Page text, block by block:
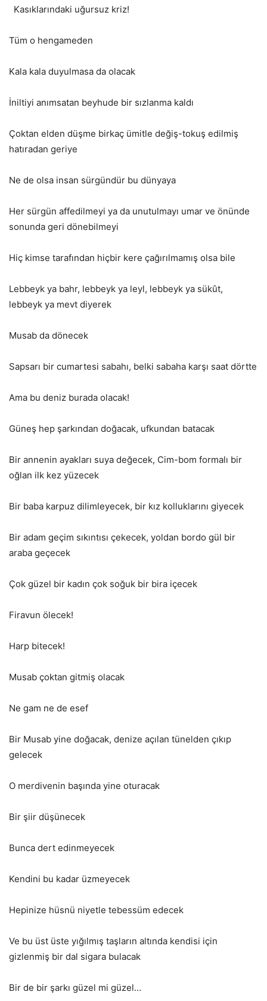
Kasıklarındaki uğursuz kriz!
Tüm o hengameden
Kala kala duyulmasa da olacak
İniltiyi anımsatan beyhude bir sızlanma kaldı
Çoktan elden düşme birkaç ümitle değiş-tokuş edilmiş
hatıradan geriye
Ne de olsa insan sürgündür bu dünyaya
Her sürgün affedilmeyi ya da unutulmayı umar ve önünde
sonunda geri dönebilmeyi
Hiç kimse tarafından hiçbir kere çağırılmamış olsa bile
Lebbeyk ya bahr, lebbeyk ya leyl, lebbeyk ya sükût,
lebbeyk ya mevt diyerek
Musab da dönecek
Sapsarı bir cumartesi sabahı, belki sabaha karşı saat dörtte
Ama bu deniz burada olacak!
Güneş hep şarkından doğacak, ufkundan batacak
Bir annenin ayakları suya değecek, Cim-bom formalı bir
oğlan ilk kez yüzecek
Bir baba karpuz dilimleyecek, bir kız kolluklarını giyecek
Bir adam geçim sıkıntısı çekecek, yoldan bordo gül bir
araba geçecek
Çok güzel bir kadın çok soğuk bir bira içecek
Firavun ölecek!
Harp bitecek!
Musab çoktan gitmiş olacak
Ne gam ne de esef
Bir Musab yine doğacak, denize açılan tünelden çıkıp
gelecek
O merdivenin başında yine oturacak
Bir şiir düşünecek
Bunca dert edinmeyecek
Kendini bu kadar üzmeyecek
Hepinize hüsnü niyetle tebessüm edecek
Ve bu üst üste yığılmış taşların altında kendisi için
gizlenmiş bir dal sigara bulacak
Bir de bir şarkı güzel mi güzel…